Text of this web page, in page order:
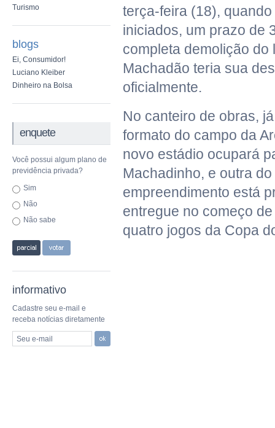
Turismo
blogs
Ei, Consumidor!
Luciano Kleiber
Dinheiro na Bolsa
enquete
Você possui algum plano de
previdência privada?
Sim
Não
Não sabe
informativo
Cadastre seu e-mail e
receba notícias diretamente
Seu e-mail
terça-feira (18),
iniciados, um prazo de
completa demolição do
Machadão teria sua
oficialmente.
No canteiro de obras,
formato do campo da
novo estádio ocupará
Machadinho, e outra
empreendimento está
entregue no começo
quatro jogos da Copa